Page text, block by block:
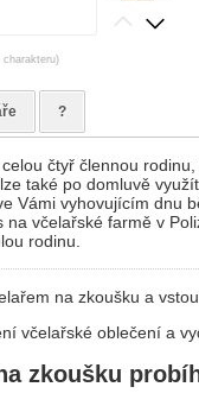
charakteru)
?
čtyř člennou
také po domluvě
Vámi vyhovujícím dnu
včelařské farmě v
rodinu.
na zkoušku a
včelařské oblečení a
zkoušku